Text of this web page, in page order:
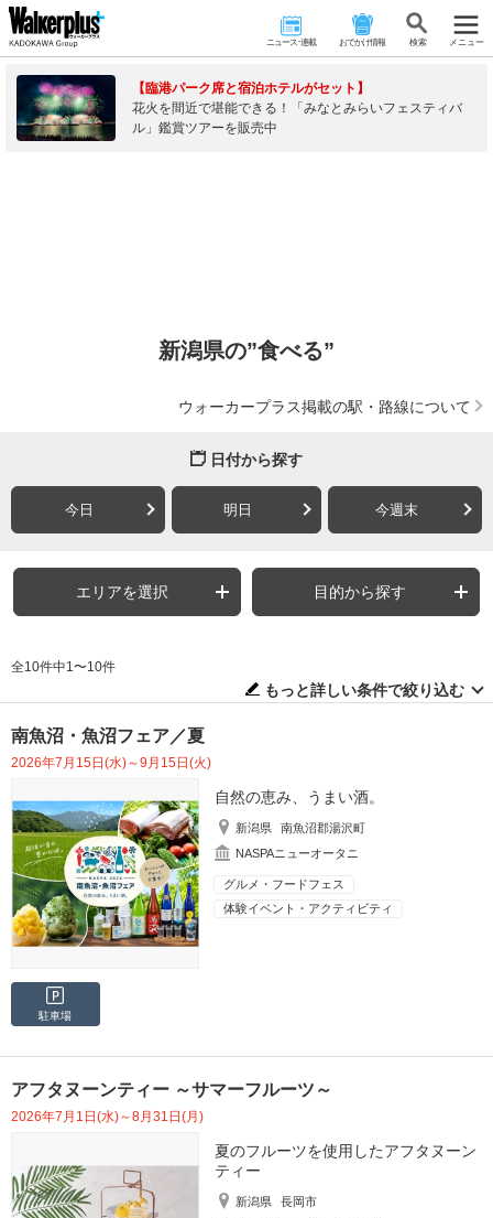
ニュース･連載 おでかけ情報 検 索 メニュー
【臨港パーク席と宿泊ホテルがセット】
花火を間近で堪能できる！「みなとみらいフェスティバ
ル」鑑賞ツアーを販売中
新潟県の”食べる”
ウォーカープラス掲載の駅・路線について
日付から探す
今日 明日 今週末
エリアを選択 目的から探す
全10件中1〜10件
もっと詳しい条件で絞り込む
南魚沼・魚沼フェア／夏
2026年7月15日(水)～9月15日(火)
自然の恵み、うまい酒。
新潟県
南魚沼郡湯沢町
NASPAニューオータニ
グルメ・フードフェス
体験イベント・アクティビティ
駐車場
アフタヌーンティー ～サマーフルーツ～
2026年7月1日(水)～8月31日(月)
夏のフルーツを使用したアフタヌーン
ティー
新潟県
長岡市